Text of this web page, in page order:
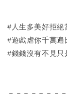
#人生多美好拒絕
#遊戲虐你千萬遍
#錢錢沒有不見
－－－－－－－